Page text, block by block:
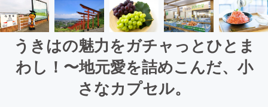
うきはの魅力をガチャっとひとま
わし！〜地元愛を詰めこんだ、小
さなカプセル。